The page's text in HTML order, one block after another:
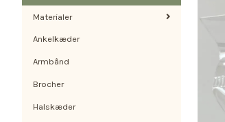
Materialer
Ankelkæder
Armbånd
Brocher
Halskæder